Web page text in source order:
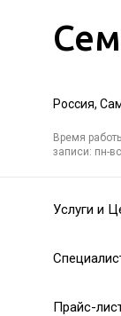
Россия,
Время
записи: пн-вс
Услуги и
Прайс-